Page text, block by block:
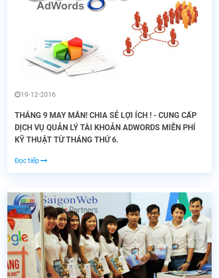
19-12-2016
THÁNG 9 MAY MẮN! CHIA SẺ LỢI ÍCH ! - CUNG CẤP
DỊCH VỤ QUẢN LÝ TÀI KHOẢN ADWORDS MIỄN PHÍ
KỸ THUẬT TỪ THÁNG THỨ 6.
Đọc tiếp